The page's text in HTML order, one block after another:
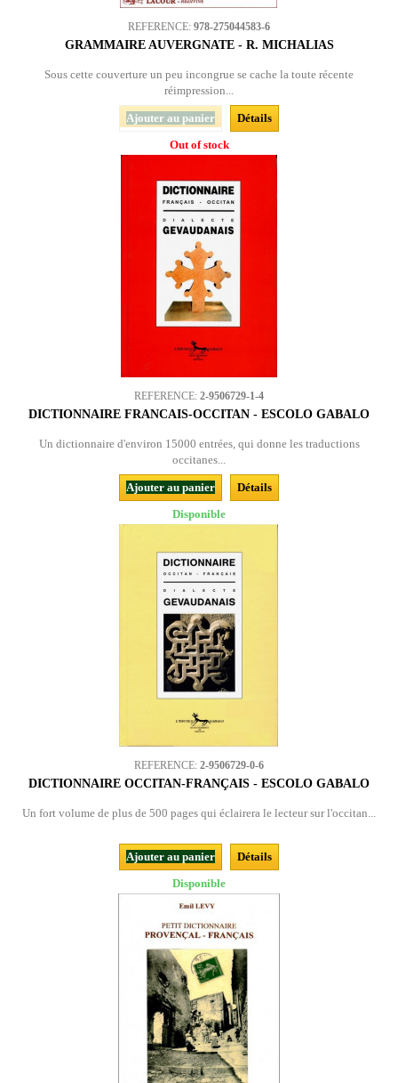
REFERENCE: 978-275044583-6
GRAMMAIRE AUVERGNATE - R. MICHALIAS
Sous cette couverture un peu incongrue se cache la toute récente
réimpression...
Ajouter au panier
Détails
Out of stock
REFERENCE: 2-9506729-1-4
DICTIONNAIRE FRANCAIS-OCCITAN - ESCOLO GABALO
Un dictionnaire d'environ 15000 entrées, qui donne les traductions
occitanes...
Ajouter au panier
Détails
Disponible
REFERENCE: 2-9506729-0-6
DICTIONNAIRE OCCITAN-FRANÇAIS - ESCOLO GABALO
Un fort volume de plus de 500 pages qui éclairera le lecteur sur l'occitan...
Ajouter au panier
Détails
Disponible